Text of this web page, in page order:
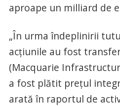
aproape un milliard de
„În urma îndeplinirii
acţiunile au fost
(Macquarie
a fost plătit preţul
arată în raportul de